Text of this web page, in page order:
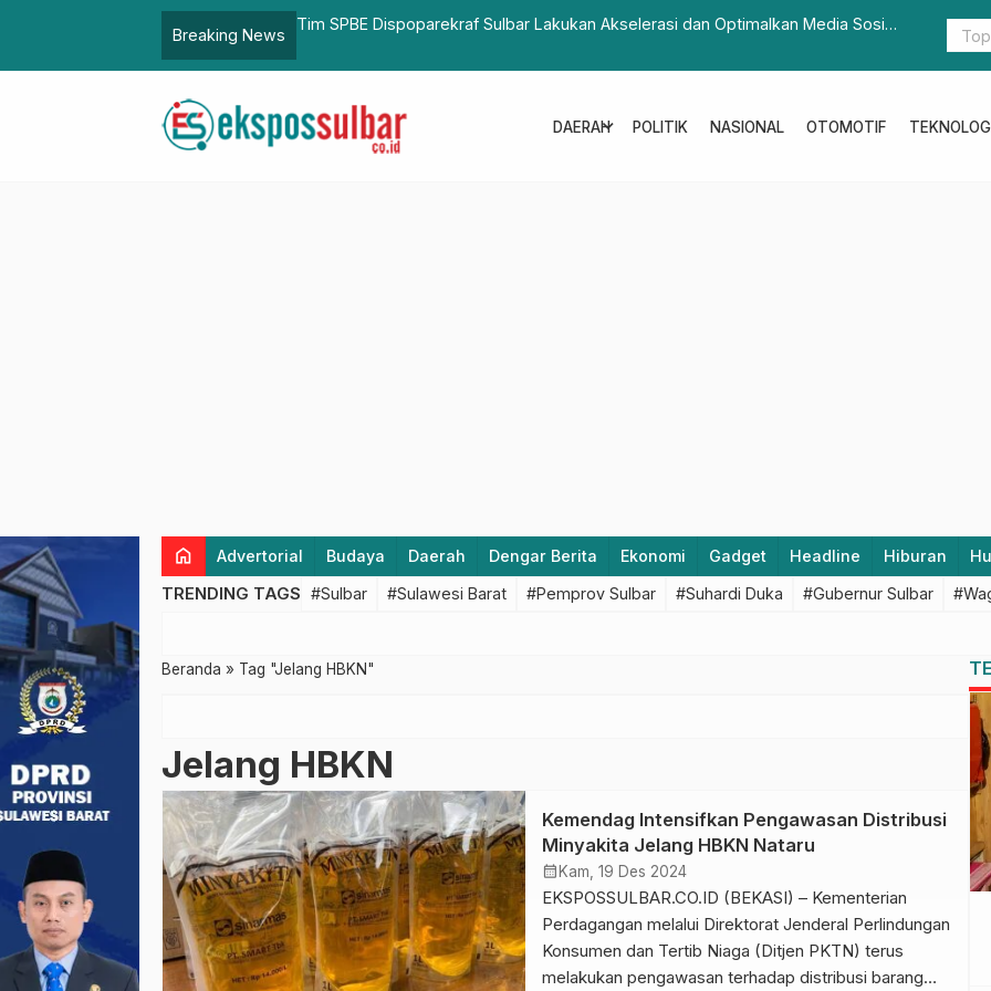
Breaking News
Bapperida Sulbar Ikuti Persiapan Rakorbangwil 2025
Gubernur
Sosial
DAERAH
expand_more POLITIK NASIONAL OTOMOTIF
home Advertorial Budaya Daerah Dengar Berita Ekonomi Gadget Headline Hiburan
TRENDING TAGS #Sulbar #Sulawesi Barat #Pemprov Sulbar #Suhardi Duka #Gubernur Sulbar
Beranda » Tag "Jelang HBKN"
Jelang HBKN
Kemendag Intensifkan Pengawasan Distribusi
Minyakita Jelang HBKN Nataru
calendar_month Kam, 19 Des 2024
EKSPOSSULBAR.CO.ID (BEKASI) – Kementerian
Perdagangan melalui Direktorat Jenderal Perlindungan
Konsumen dan Tertib Niaga (Ditjen PKTN) terus
melakukan pengawasan terhadap distribusi barang